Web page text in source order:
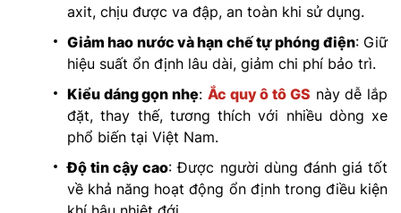
axit, chịu được va đập, an toàn khi sử dụng.
Giảm hao nước và hạn chế tự phóng điện: Giữ
hiệu suất ổn định lâu dài, giảm chi phí bảo trì.
Kiểu dáng gọn nhẹ: Ắc quy ô tô GS này dễ lắp
đặt, thay thế, tương thích với nhiều dòng xe
phổ biến tại Việt Nam.
Độ tin cậy cao: Được người dùng đánh giá tốt
về khả năng hoạt động ổn định trong điều kiện